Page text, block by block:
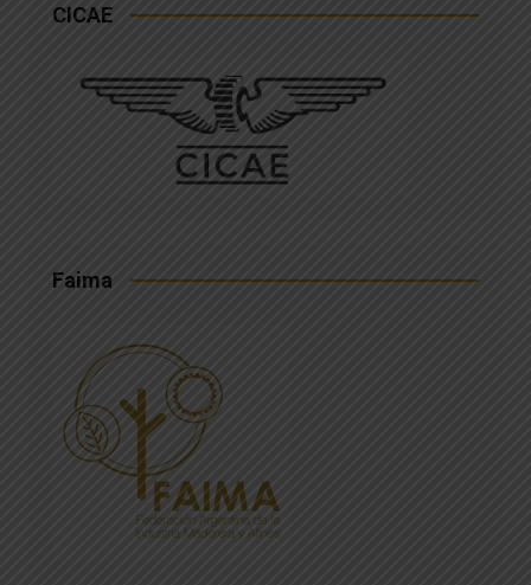
CICAE
Faima